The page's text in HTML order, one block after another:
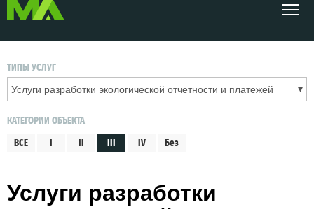
ТИПЫ УСЛУГ
КАТЕГОРИИ ОБЪЕКТА
ВСЕ
I II III IV Без
Услуги разработки